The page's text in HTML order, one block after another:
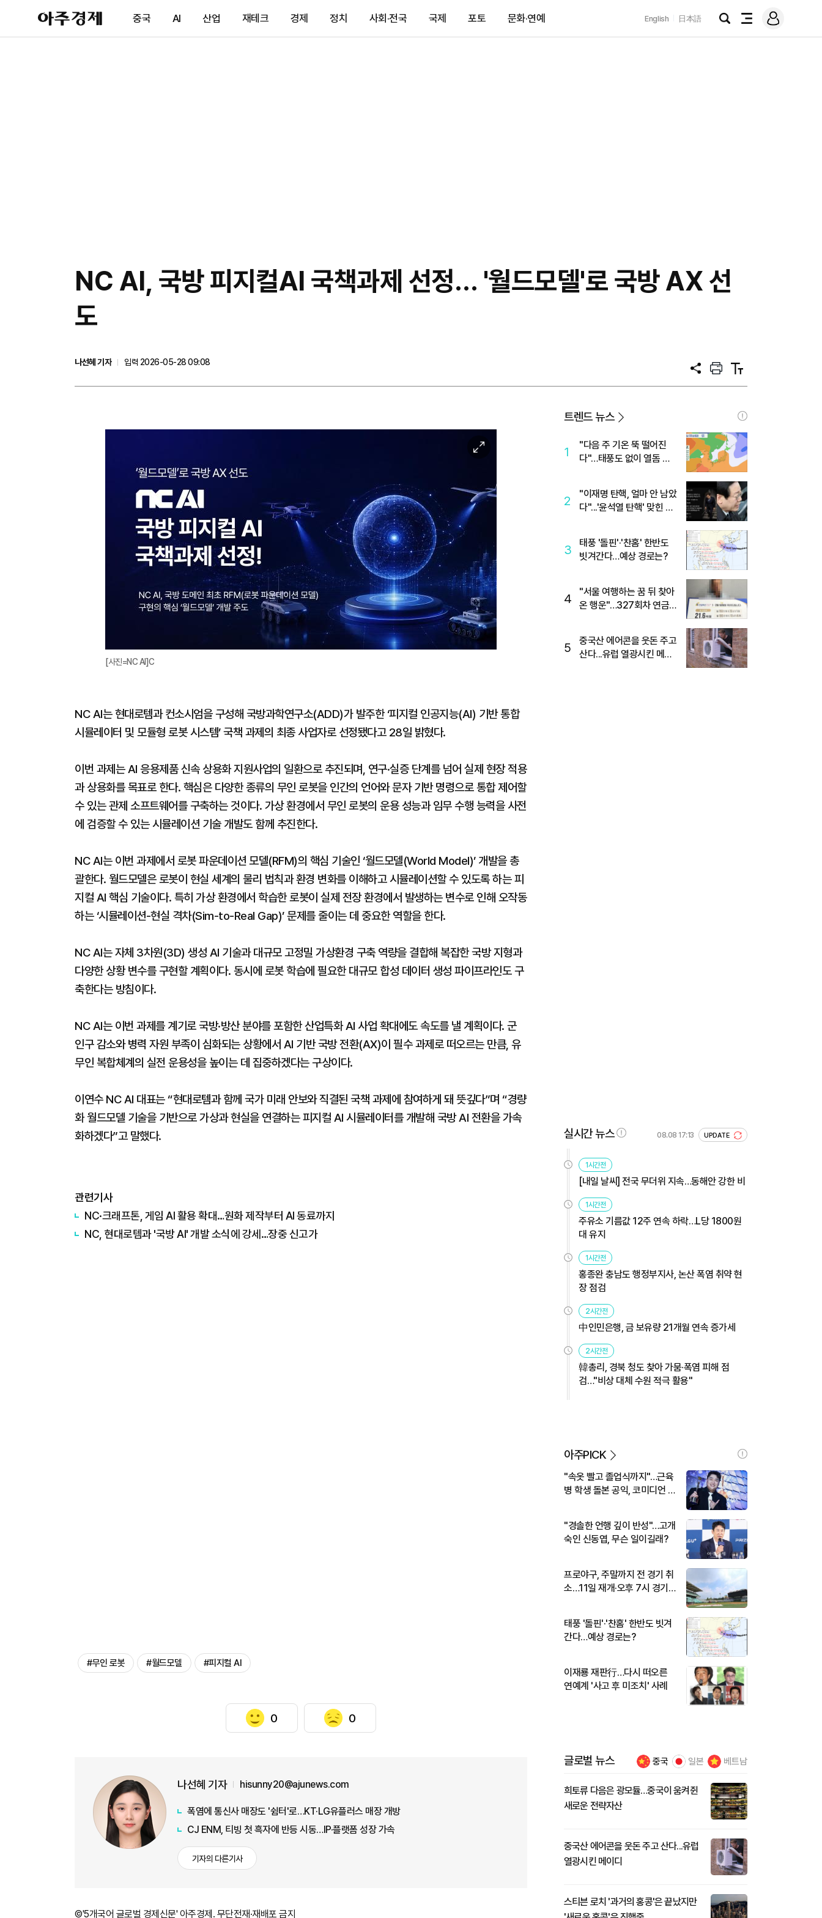
아
주
제
중국 AI 산업 재테크 경제 정치 사회·전국 국제 포토 문화·연예 English 日本語
검
전
메
그
NC AI, 국방 피지컬AI 국책과제 선정… '월드모델'로 국방 AX 선
도
나선혜 기자
입력 2026-05-28 09:08
공
프
트
텍
트
확
대
[사진=NC AI]C
NC AI는 현대로템과 컨소시엄을 구성해 국방과학연구소(ADD)가 발주한 ‘피지컬 인공지능(AI) 기반 통합
시뮬레이터 및 모듈형 로봇 시스템’ 국책 과제의 최종 사업자로 선정됐다고 28일 밝혔다.
이번 과제는 AI 응용제품 신속 상용화 지원사업의 일환으로 추진되며, 연구·실증 단계를 넘어 실제 현장 적용
과 상용화를 목표로 한다. 핵심은 다양한 종류의 무인 로봇을 인간의 언어와 문자 기반 명령으로 통합 제어할
수 있는 관제 소프트웨어를 구축하는 것이다. 가상 환경에서 무인 로봇의 운용 성능과 임무 수행 능력을 사전
에 검증할 수 있는 시뮬레이션 기술 개발도 함께 추진한다.
NC AI는 이번 과제에서 로봇 파운데이션 모델(RFM)의 핵심 기술인 ‘월드모델(World Model)’ 개발을 총
괄한다. 월드모델은 로봇이 현실 세계의 물리 법칙과 환경 변화를 이해하고 시뮬레이션할 수 있도록 하는 피
지컬 AI 핵심 기술이다. 특히 가상 환경에서 학습한 로봇이 실제 전장 환경에서 발생하는 변수로 인해 오작동
하는 ‘시뮬레이션-현실 격차(Sim-to-Real Gap)’ 문제를 줄이는 데 중요한 역할을 한다.
NC AI는 자체 3차원(3D) 생성 AI 기술과 대규모 고정밀 가상환경 구축 역량을 결합해 복잡한 국방 지형과
다양한 상황 변수를 구현할 계획이다. 동시에 로봇 학습에 필요한 대규모 합성 데이터 생성 파이프라인도 구
축한다는 방침이다.
NC AI는 이번 과제를 계기로 국방·방산 분야를 포함한 산업특화 AI 사업 확대에도 속도를 낼 계획이다. 군
인구 감소와 병력 자원 부족이 심화되는 상황에서 AI 기반 국방 전환(AX)이 필수 과제로 떠오르는 만큼, 유
무인 복합체계의 실전 운용성을 높이는 데 집중하겠다는 구상이다.
이연수 NC AI 대표는 “현대로템과 함께 국가 미래 안보와 직결된 국책 과제에 참여하게 돼 뜻깊다”며 “경량
화 월드모델 기술을 기반으로 가상과 현실을 연결하는 피지컬 AI 시뮬레이터를 개발해 국방 AI 전환을 가속
화하겠다”고 말했다.
관련기사
NC·크래프톤, 게임 AI 활용 확대…원화 제작부터 AI 동료까지
NC, 현대로템과 '국방 AI' 개발 소식에 강세…장중 신고가
#무인 로봇 #월드모델 #피지컬 AI
0 0
나선혜 기자 hisunny20@ajunews.com
폭염에 통신사 매장도 '쉼터'로…KT·LG유플러스 매장 개방
CJ ENM, 티빙 첫 흑자에 반등 시동…IP·플랫폼 성장 가속
기자의 다른기사
©'5개국어 글로벌 경제신문' 아주경제. 무단전재·재배포 금지
트렌드 뉴스
1
"다음 주 기온 뚝 떨어진
다"…태풍도 없이 열돔 박
2
"이재명 탄핵, 얼마 안 남았
다"...'윤석열 탄핵' 맞힌 무
3
태풍 '돌핀'·'찬홈' 한반도
빗겨간다…예상 경로는?
4
"서울 여행하는 꿈 뒤 찾아
온 행운"…327회차 연금
5
중국산 에어콘을 웃돈 주고
산다...유럽 열광시킨 메이
실시간 뉴스 08.08 17:13 UPDATE
1시간전
[내일 날씨] 전국 무더위 지속…동해안 강한 비
1시간전
주유소 기름값 12주 연속 하락…L당 1800원
대 유지
1시간전
홍종완 충남도 행정부지사, 논산 폭염 취약 현
장 점검
2시간전
中인민은행, 금 보유량 21개월 연속 증가세
2시간전
韓총리, 경북 청도 찾아 가뭄·폭염 피해 점
검…"비상 대체 수원 적극 활용"
아주PICK
"속옷 빨고 졸업식까지"…근육
병 학생 돌본 공익, 코미디언 김
"경솔한 언행 깊이 반성"…고개
숙인 신동엽, 무슨 일이길래?
프로야구, 주말까지 전 경기 취
소…11일 재개·오후 7시 경기
태풍 '돌핀'·'찬홈' 한반도 빗겨
간다…예상 경로는?
이재룡 재판行…다시 떠오른
연예계 '사고 후 미조치' 사례
글로벌 뉴스 중국 일본 베트남
희토류 다음은 광모듈…중국이 움켜쥔
새로운 전략자산
중국산 에어콘을 웃돈 주고 산다...유럽
열광시킨 메이디
스티븐 로치 '과거의 홍콩'은 끝났지만